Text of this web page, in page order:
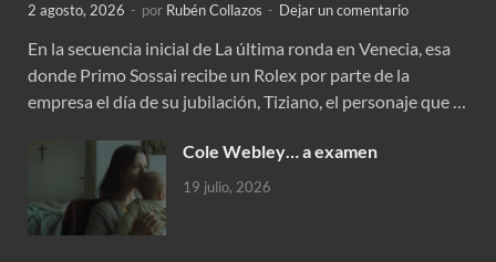
2 agosto, 2026 - por Rubén Collazos - Dejar un comentario
En la secuencia inicial de La última ronda en Venecia, esa
donde Primo Sossai recibe un Rolex por parte de la
empresa el día de su jubilación, Tiziano, el personaje que …
Cole Webley… a examen
19 julio, 2026